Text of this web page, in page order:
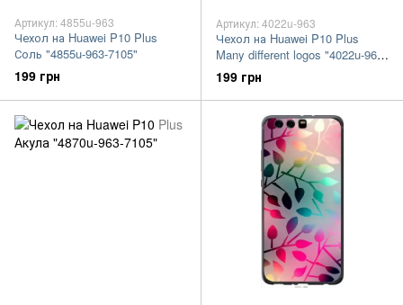
Артикул: 4855u-963
Чехол на Huawei P10 Plus
Соль "4855u-963-7105"
199 грн
Артикул: 4022u-963
Чехол на Huawei P10 Plus
Many different logos "4022u-963-
7105"
199 грн